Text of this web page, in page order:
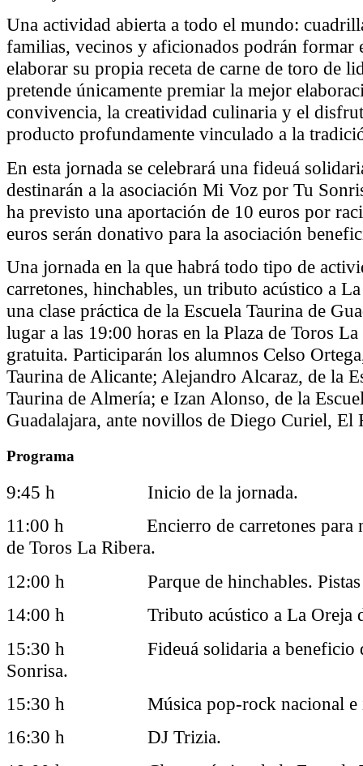
Una actividad abierta a todo el mundo:
familias, vecinos y aficionados podrán formar
elaborar su propia receta de carne de toro de
pretende únicamente premiar la mejor
convivencia, la creatividad culinaria y el
producto profundamente vinculado a la
En esta jornada se celebrará una fideuá
destinarán a la asociación Mi Voz por Tu
ha previsto una aportación de 10 euros por
euros serán donativo para la asociación
Una jornada en la que habrá todo tipo de
carretones, hinchables, un tributo acústico a
una clase práctica de la Escuela Taurina de
lugar a las 19:00 horas en la Plaza de Toros
gratuita. Participarán los alumnos Celso
Taurina de Alicante; Alejandro Alcaraz, de la
Taurina de Almería; e Izan Alonso, de la
Guadalajara, ante novillos de Diego Curiel, El
Programa
9:45 h Inicio de la jornada.
11:00 h Encierro de carretones para
de Toros La Ribera.
12:00 h Parque de hinchables. Pistas
14:00 h Tributo acústico a La Oreja
15:30 h Fideuá solidaria a beneficio
Sonrisa.
15:30 h Música pop-rock nacional e
16:30 h DJ Trizia.